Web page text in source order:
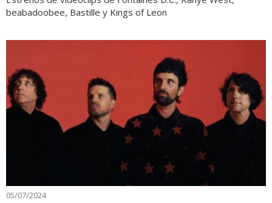
beabadoobee, Bastille y Kings of Leon
05/07/2024